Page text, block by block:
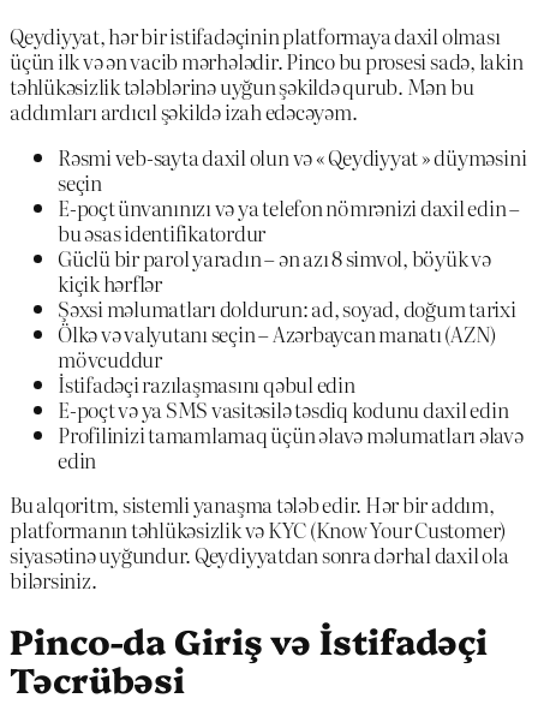
Qeydiyyat, hər bir istifadəçinin platformaya daxil olması
üçün ilk və ən vacib mərhələdir. Pinco bu prosesi sadə, lakin
təhlükəsizlik tələblərinə uyğun şəkildə qurub. Mən bu
addımları ardıcıl şəkildə izah edəcəyəm.
Rəsmi veb-sayta daxil olun və « Qeydiyyat » düyməsini
seçin
E-poçt ünvanınızı və ya telefon nömrənizi daxil edin –
bu əsas identifikatordur
Güclü bir parol yaradın – ən azı 8 simvol, böyük və
kiçik hərflər
Şəxsi məlumatları doldurun: ad, soyad, doğum tarixi
Ölkə və valyutanı seçin – Azərbaycan manatı (AZN)
mövcuddur
İstifadəçi razılaşmasını qəbul edin
E-poçt və ya SMS vasitəsilə təsdiq kodunu daxil edin
Profilinizi tamamlamaq üçün əlavə məlumatları əlavə
edin
Bu alqoritm, sistemli yanaşma tələb edir. Hər bir addım,
platformanın təhlükəsizlik və KYC (Know Your Customer)
siyasətinə uyğundur. Qeydiyyatdan sonra dərhal daxil ola
bilərsiniz.
Pinco-da Giriş və İstifadəçi
Təcrübəsi